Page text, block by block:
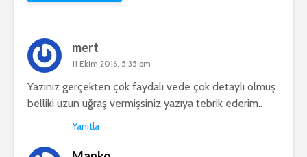
mert
11 Ekim 2016, 5:35 pm
Yazınız gerçekten çok faydalı vede çok detaylı olmuş
belliki uzun uğraş vermişsiniz yazıya tebrik ederim..
Yanıtla